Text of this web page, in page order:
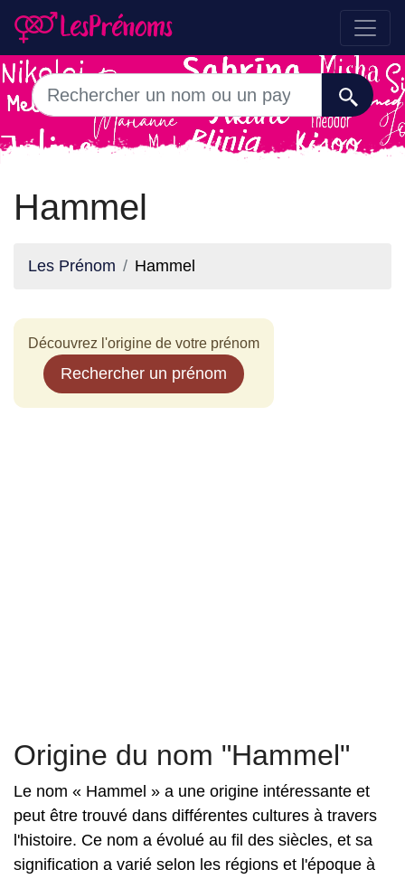
Hammel
Les Prénom Hammel
Découvrez l'origine de votre prénom
Rechercher un prénom
Origine du nom "Hammel"
Le nom « Hammel » a une origine intéressante et
peut être trouvé dans différentes cultures à travers
l'histoire. Ce nom a évolué au fil des siècles, et sa
signification a varié selon les régions et l'époque à